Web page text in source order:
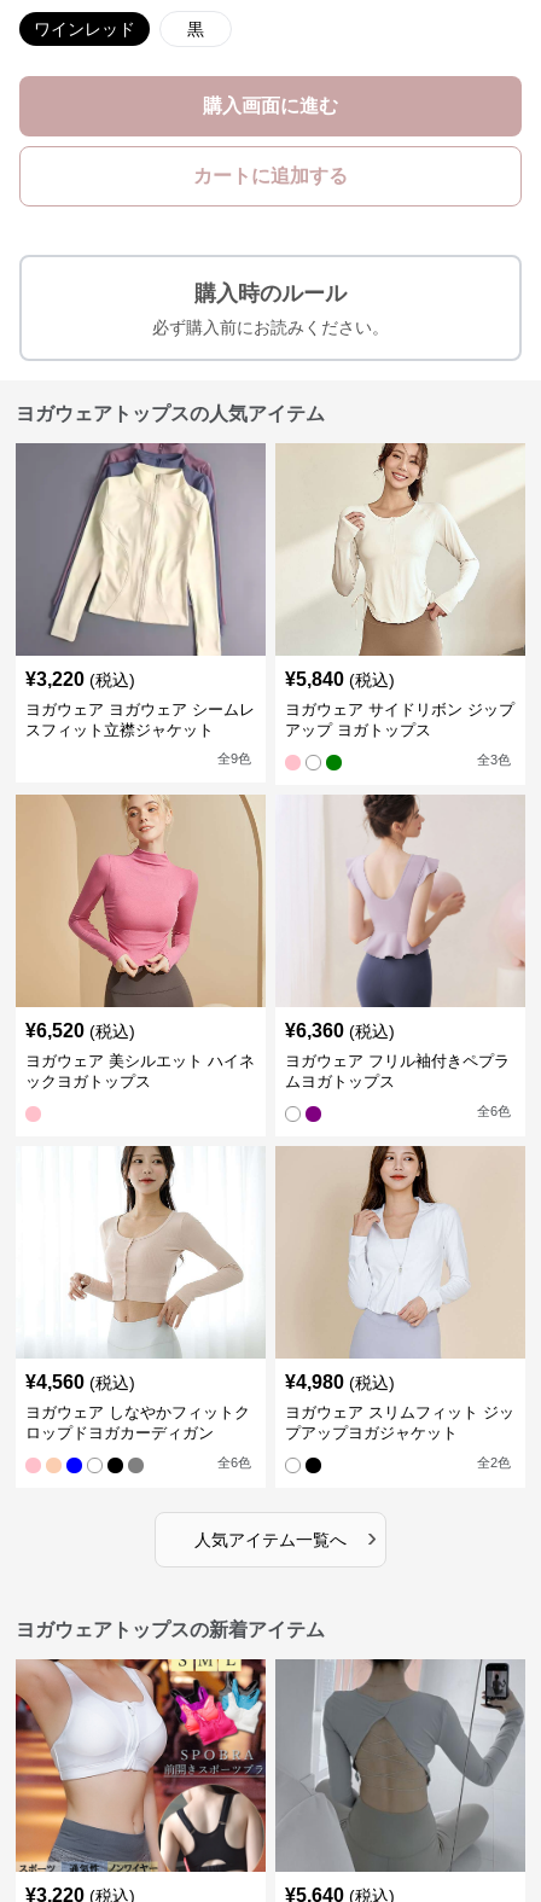
ワインレッド 黒
購入画面に進む
カートに追加する
購入時のルール
必ず購入前にお読みください。
ヨガウェアトップスの人気アイテム
¥3,220 (税込)
ヨガウェア ヨガウェア シームレ
スフィット立襟ジャケット
全9色
¥5,840 (税込)
ヨガウェア サイドリボン ジップ
アップ ヨガトップス
全3色
¥6,520 (税込)
ヨガウェア 美シルエット ハイネ
ックヨガトップス
¥6,360 (税込)
ヨガウェア フリル袖付きペプラ
ムヨガトップス
全6色
¥4,560 (税込)
ヨガウェア しなやかフィットク
ロップドヨガカーディガン
全6色
¥4,980 (税込)
ヨガウェア スリムフィット ジッ
プアップヨガジャケット
全2色
人気アイテム一覧へ ›
ヨガウェアトップスの新着アイテム
¥3,220 (税込) ¥5,640 (税込)